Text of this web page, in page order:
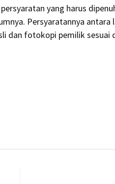
yang harus
Persyaratannya antara
dan fotokopi pemilik sesuai